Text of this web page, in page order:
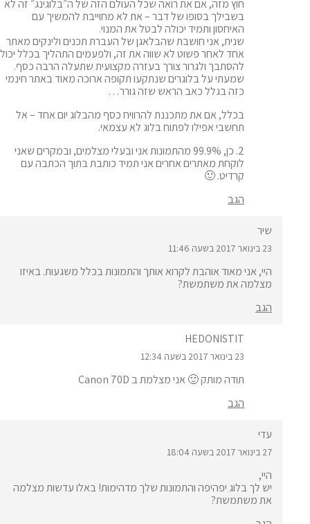
חוץ מזה, אם את רואה שכל העולם הזה של ה״בלוגינג״ זה לא
בשבילך בסופו של דבר – את לא מחוייבת להמשיך עם
האיחסון ותמיד יכולה לבטל את המנוי.
שנית, אני חושבת שהבלאגן של העברת תכנים ולינקים מאתר
אחד לאחר פשוט לא שווה את זה, ולפעמים התהליך בכלל יכול
להסתבך ולגרור צורך בעזרה מקצועית שתעלה הרבה כסף.
שמעתי על בלוגרים שנתקעו תקופה ארוכה מאוד באתר חינמי
כזה בגלל כאב הראש שזה גורר…
בכלל, אם את מתכננת להרוויח כסף מהבלוג יום אחד – אל
תחשבי אפילו לפתוח בלוג לא עצמאי.
2. כן, 99.9% מהתמונות אני ובעלי מצלמים, ובמקרים שאני
לוקחת מאתרים אחרים אני תמיד כותבת בתוך הכתבה עם
קרדיט. 🙂
הגב
שיר
23 בינואר 2017 בשעה 11:46
היי, אני מאוד אוהבת לקרוא אותך והתמונות בכלל משגעות. באיזו
מצלמה את משתמשת?
הגב
HEDONISTIT
23 בינואר 2017 בשעה 12:34
תודה מותק 🙂 אני מצלמת ב Canon 70D
הגב
עדי
27 בינואר 2017 בשעה 18:04
היי,
יש לך בלוג יפהיפה והתמונות שלך מדהימות! באלו עדשות מצלמה
את משתמשת?